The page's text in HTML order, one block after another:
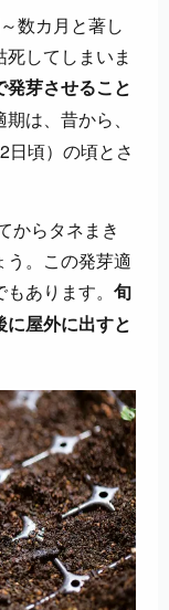
数カ月と著し
してしまいま
発芽させること
は、昔から、
日頃）の頃とさ
からタネまき
。この発芽適
あります。
旬
に屋外に出すと